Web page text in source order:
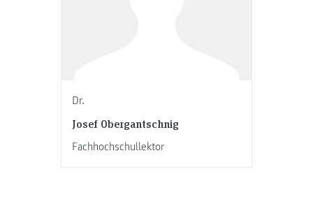
Dr.
Josef Obergantschnig
Fachhochschullektor